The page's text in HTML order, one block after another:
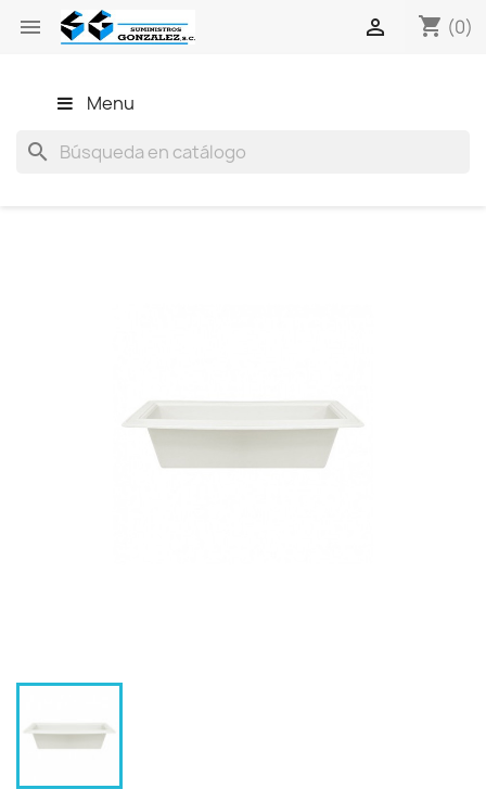
 shopping_cart (0)

Menu
search